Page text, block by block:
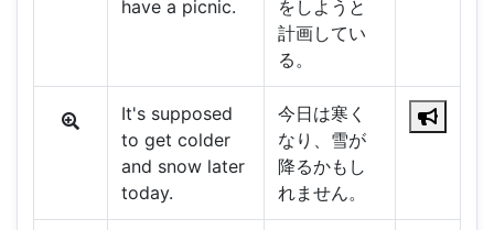
have a picnic.
をしようと
計画してい
る。
It's supposed
to get colder
and snow later
today.
今日は寒く
なり、雪が
降るかもし
れません。